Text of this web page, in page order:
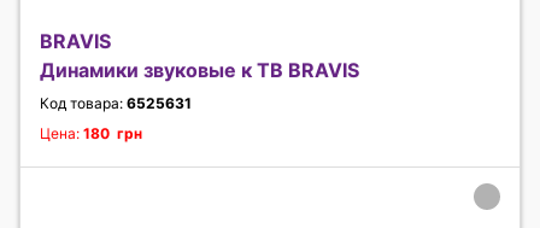
BRAVIS
Динамики звуковые к ТВ BRAVIS
Код товара: 6525631
Цена: 180 грн